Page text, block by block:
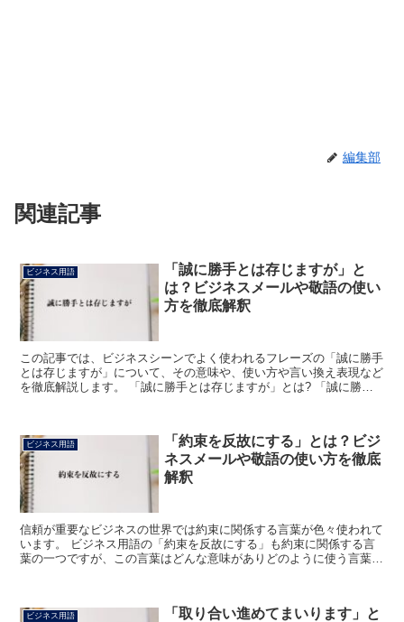
編集部
関連記事
ビジネス用語
「誠に勝手とは存じますが」と
は？ビジネスメールや敬語の使い
方を徹底解釈
この記事では、ビジネスシーンでよく使われるフレーズの「誠に勝手
とは存じますが」について、その意味や、使い方や言い換え表現など
を徹底解説します。 「誠に勝手とは存じますが」とは? 「誠に勝手
ビジネス用語
「約束を反故にする」とは？ビジ
ネスメールや敬語の使い方を徹底
解釈
信頼が重要なビジネスの世界では約束に関係する言葉が色々使われて
います。 ビジネス用語の「約束を反故にする」も約束に関係する言
葉の一つですが、この言葉はどんな意味がありどのように使う言葉な
ビジネス用語
「取り合い進めてまいります」と